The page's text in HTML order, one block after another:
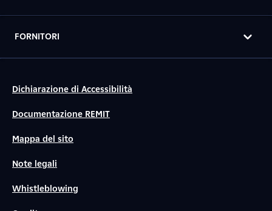
FORNITORI
Dichiarazione di Accessibilità
Documentazione REMIT
Mappa del sito
Note legali
Whistleblowing